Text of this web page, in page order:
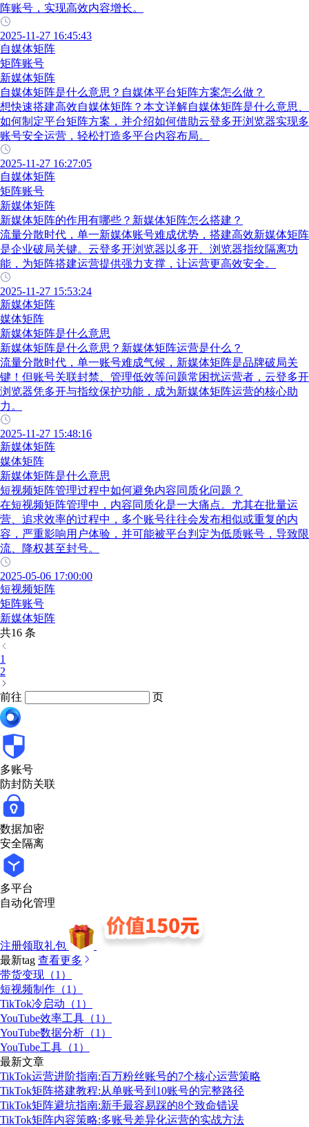
阵账号，实现高效内容增长。
2025-11-27 16:45:43
自媒体矩阵
矩阵账号
新媒体矩阵
自媒体矩阵是什么意思？自媒体平台矩阵方案怎么做？
想快速搭建高效自媒体矩阵？本文详解自媒体矩阵是什么意思、
如何制定平台矩阵方案，并介绍如何借助云登多开浏览器实现多
账号安全运营，轻松打造多平台内容布局。
2025-11-27 16:27:05
自媒体矩阵
矩阵账号
新媒体矩阵
新媒体矩阵的作用有哪些？新媒体矩阵怎么搭建？
流量分散时代，单一新媒体账号难成优势，搭建高效新媒体矩阵
是企业破局关键。云登多开浏览器以多开、浏览器指纹隔离功
能，为矩阵搭建运营提供强力支撑，让运营更高效安全。
2025-11-27 15:53:24
新媒体矩阵
媒体矩阵
新媒体矩阵是什么意思
新媒体矩阵是什么意思？新媒体矩阵运营是什么？
流量分散时代，单一账号难成气候，新媒体矩阵是品牌破局关
键！但账号关联封禁、管理低效等问题常困扰运营者，云登多开
浏览器凭多开与指纹保护功能，成为新媒体矩阵运营的核心助
力。
2025-11-27 15:48:16
新媒体矩阵
媒体矩阵
新媒体矩阵是什么意思
短视频矩阵管理过程中如何避免内容同质化问题？
在短视频矩阵管理中，内容同质化是一大痛点。尤其在批量运
营、追求效率的过程中，多个账号往往会发布相似或重复的内
容，严重影响用户体验，并可能被平台判定为低质账号，导致限
流、降权甚至封号。
2025-05-06 17:00:00
短视频矩阵
矩阵账号
新媒体矩阵
共16 条
1
2
前往 页
多账号
防封防关联
数据加密
安全隔离
多平台
自动化管理
注册领取礼包
最新tag 查看更多
带货变现（1）
短视频制作（1）
TikTok冷启动（1）
YouTube效率工具（1）
YouTube数据分析（1）
YouTube工具（1）
最新文章
TikTok运营进阶指南:百万粉丝账号的7个核心运营策略
TikTok矩阵搭建教程:从单账号到10账号的完整路径
TikTok矩阵避坑指南:新手最容易踩的8个致命错误
TikTok矩阵内容策略:多账号差异化运营的实战方法